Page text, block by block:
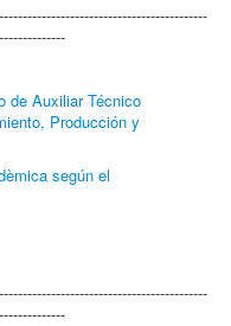
de Auxiliar Técnico
Producción y
según el